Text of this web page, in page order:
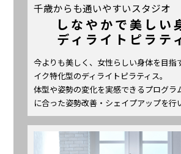
千歳からも通いやすいスタジオ
しなやかで美しい
ディライトピラテ
今よりも美しく、女性らしい身体を目指
イク特化型のディライトピラティス。
体型や姿勢の変化を実感できるプログラ
に合った姿勢改善・シェイプアップを行